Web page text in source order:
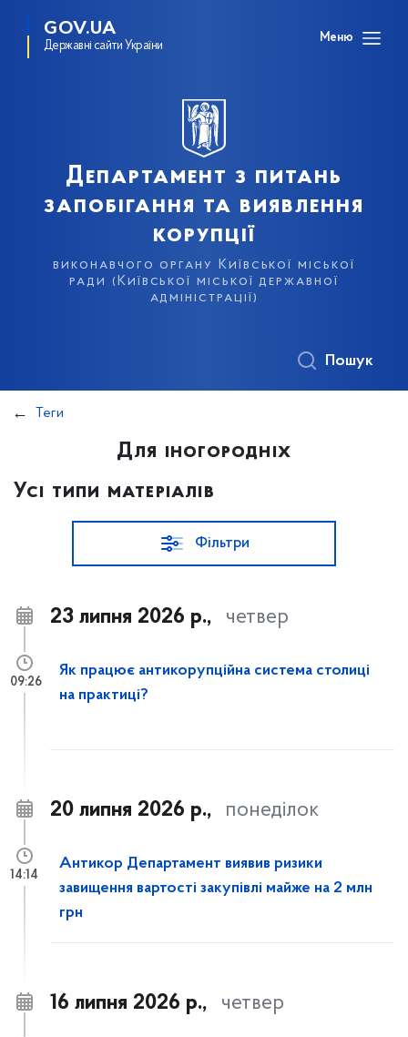
GOV.UA
Державні сайти України
Меню
Департамент з питань
запобігання та виявлення
корупції
виконавчого органу Київської міської
ради (Київської міської державної
адміністрації)
Пошук
Теги
Для іногородніх
Усі типи матеріалів
Фільтри
23 липня 2026 р., четвер
Як працює антикорупційна система столиці
на практиці?
09:26
20 липня 2026 р., понеділок
Антикор Департамент виявив ризики
завищення вартості закупівлі майже на 2 млн
грн
14:14
16 липня 2026 р., четвер